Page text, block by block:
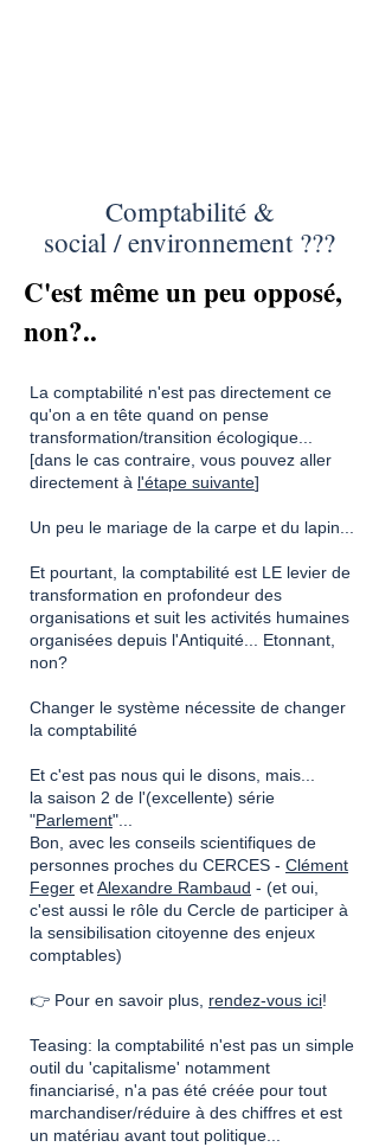
Comptabilité &
social / environnement ???
C'est même un peu opposé,
non?..
La comptabilité n'est pas directement ce
qu'on a en tête quand on pense
transformation/transition écologique...
[dans le cas contraire, vous pouvez aller
directement à l'étape suivante]
Un peu le mariage de la carpe et du lapin...
Et pourtant, la comptabilité est LE levier de
transformation en profondeur des
organisations et suit les activités humaines
organisées depuis l'Antiquité... Etonnant,
non?
Changer le système nécessite de changer
la comptabilité
Et c'est pas nous qui le disons, mais...
la saison 2 de l'(excellente) série
"Parlement"...
Bon, avec les conseils scientifiques de
personnes proches du CERCES - Clément
Feger etAlexandre Rambaud - (et oui,
c'est aussi le rôle du Cercle de participer à
la sensibilisation citoyenne des enjeux
comptables)
👉 Pour en savoir plus, rendez-vous ici!
Teasing: la comptabilité n'est pas un simple
outil du 'capitalisme' notamment
financiarisé, n'a pas été créée pour tout
marchandiser/réduire à des chiffres et est
un matériau avant tout politique...